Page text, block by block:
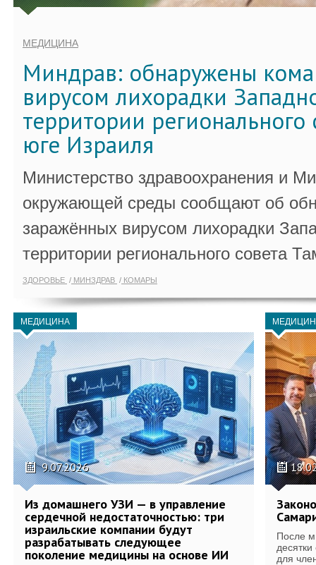
МЕДИЦИНА
Миндрав: обнаружены
вирусом лихорадки
территории регионального
юге Израиля
Министерство здравоохранения и
окружающей среды сообщают об
заражённых вирусом лихорадки
территории регионального совета
ЗДОРОВЬЕ МИНЗДРАВ КОМАРЫ
МЕДИЦИНА
9.07.2026
Из домашнего УЗИ — в управление
сердечной недостаточностью: три
израильские компании будут
разрабатывать следующее
поколение медицины на основе ИИ
После
для